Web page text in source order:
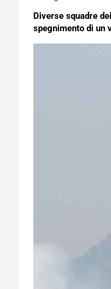
Diverse squadre
spegnimento di un